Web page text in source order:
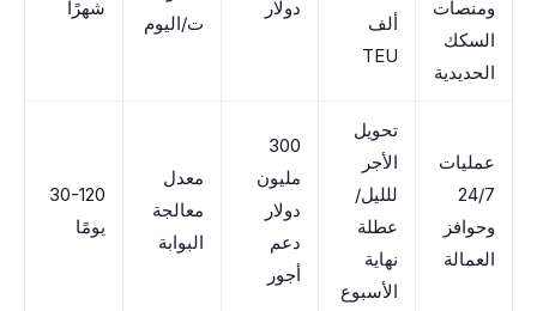
ومنصات
السكك
الحديدية
ألف
TEU
دولار
ت/اليوم
شهرًا
عمليات
24/7
وحوافز
العمالة
تحويل
الأجر
للليل/
عطلة
نهاية
الأسبوع
300
مليون
دولار
دعم
أجور
معدل
معالجة
البوابة
30-120
يومًا